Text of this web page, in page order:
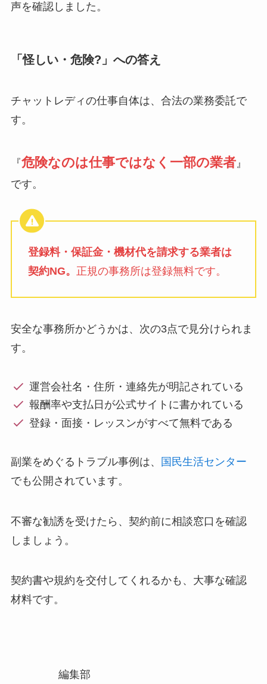
声を確認しました。
「怪しい・危険?」への答え
チャットレディの仕事自体は、合法の業務委託で
す。
『危険なのは仕事ではなく一部の業者』
です。
登録料・保証金・機材代を請求する業者は
契約NG。 正規の事務所は登録無料です。
安全な事務所かどうかは、次の3点で見分けられま
す。
運営会社名・住所・連絡先が明記されている
報酬率や支払日が公式サイトに書かれている
登録・面接・レッスンがすべて無料である
副業をめぐるトラブル事例は、
国民生活センター
でも公開されています。
不審な勧誘を受けたら、契約前に相談窓口を確認
しましょう。
契約書や規約を交付してくれるかも、大事な確認
材料です。
編集部